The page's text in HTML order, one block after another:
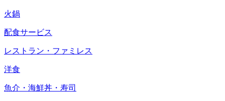
火鍋
配食サービス
レストラン・ファミレス
洋食
魚介・海鮮丼・寿司